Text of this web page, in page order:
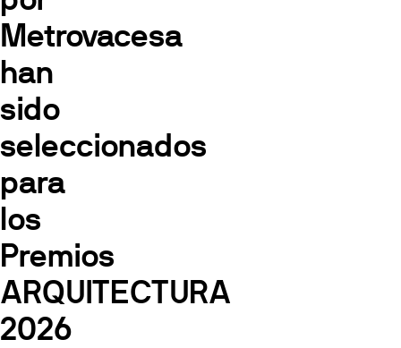
Metrovacesa
han
sido
seleccionados
para
los
Premios
ARQUITECTURA
2026